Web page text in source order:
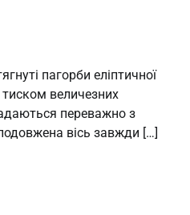
пагорби еліптичної
величезних
переважно з
вісь завжди […]